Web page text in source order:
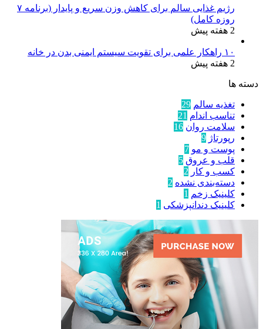
رژیم غذایی سالم برای کاهش وزن سریع و پایدار (برنامه ۷
روزه کامل)
2 هفته پیش
۱۰ راهکار علمی برای تقویت سیستم ایمنی بدن در خانه
2 هفته پیش
دسته ها
تغذیه سالم 29
تناسب اندام 21
سلامت روان 16
رپورتاژ 9
پوست و مو 7
قلب و عروق 5
کسب و کار 2
دسته‌بندی نشده 2
کلینیک زخم 1
کلینیک دندانپزشکی 1